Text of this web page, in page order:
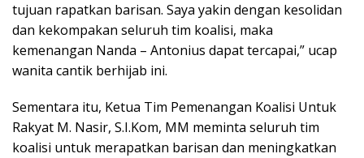
tujuan rapatkan barisan. Saya yakin dengan kesolidan
dan kekompakan seluruh tim koalisi, maka
kemenangan Nanda – Antonius dapat tercapai,” ucap
wanita cantik berhijab ini.
Sementara itu, Ketua Tim Pemenangan Koalisi Untuk
Rakyat M. Nasir, S.I.Kom, MM meminta seluruh tim
koalisi untuk merapatkan barisan dan meningkatkan